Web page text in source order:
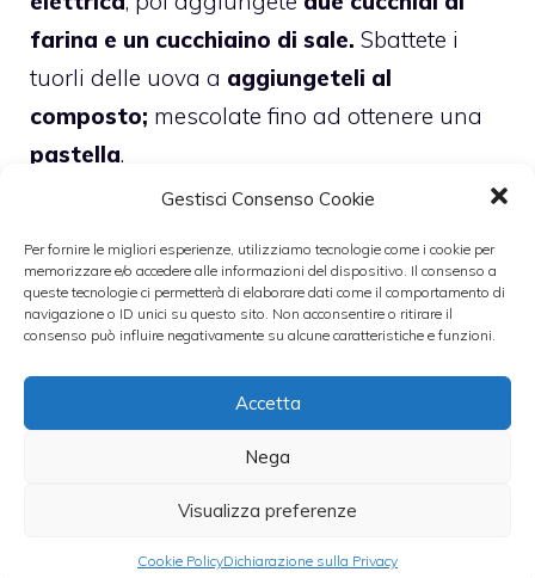
Gestisci Consenso Cookie
Per fornire le migliori esperienze, utilizziamo tecnologie come i cookie per
memorizzare e/o accedere alle informazioni del dispositivo. Il consenso a
queste tecnologie ci permetterà di elaborare dati come il comportamento di
navigazione o ID unici su questo sito. Non acconsentire o ritirare il
consenso può influire negativamente su alcune caratteristiche e funzioni.
Accetta
Nega
Visualizza preferenze
Cookie PolicyDichiarazione sulla Privacy
farina e un cucchiaino di sale. Sbattete i
tuorli delle uova a aggiungeteli al
composto; mescolate fino ad ottenere una
pastella.
sale e pepe e cospargete con la farina.
Fate scaldare bene in unapadella l’olio di
semi d’olio:immergetevi ilpesce che avete
infarinato, dopo averlo passato nella
pastella, poi lasciatelo friggere